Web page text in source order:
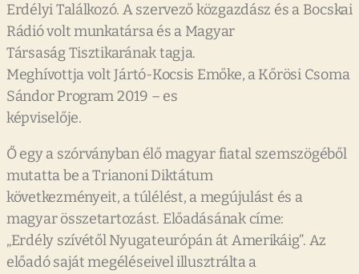
Erdélyi Találkozó. A szervező közgazdász és a Bocskai
Rádió volt munkatársa és a Magyar
Társaság Tisztikarának tagja.
Meghívottja volt Jártó-Kocsis Emőke, a Kőrösi Csoma
Sándor Program 2019 – es
képviselője.
Ő egy a szórványban élő magyar fiatal szemszögéből
mutatta be a Trianoni Diktátum
következményeit, a túlélést, a megújulást és a
magyar összetartozást. Előadásának címe:
„Erdély szívétől Nyugateurópán át Amerikáig”. Az
előadó saját megéléseivel illusztrálta a